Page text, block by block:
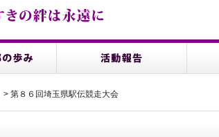
> 第８６回埼玉県駅伝競走大会